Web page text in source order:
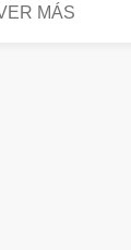
MÁS